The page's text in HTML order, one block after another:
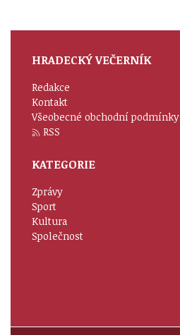
HRADECKÝ VEČERNÍK
Redakce
Kontakt
Všeobecné obchodní podmínky
RSS
KATEGORIE
Zprávy
Sport
Kultura
Společnost